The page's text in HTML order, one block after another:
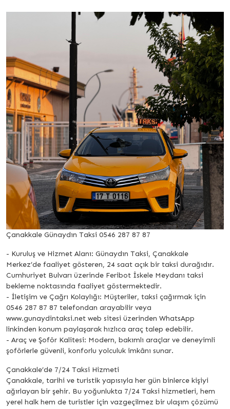
Çanakkale Günaydın Taksi 0546 287 87 87
- Kuruluş ve Hizmet Alanı: Günaydın Taksi, Çanakkale
Merkez’de faaliyet gösteren, 24 saat açık bir taksi durağıdır.
Cumhuriyet Bulvarı üzerinde Feribot İskele Meydanı taksi
bekleme noktasında faaliyet göstermektedir.
- İletişim ve Çağrı Kolaylığı: Müşteriler, taksi çağırmak için
0546 287 87 87 telefondan arayabilir veya
www.gunaydintaksi.net web sitesi üzerinden WhatsApp
linkinden konum paylaşarak hızlıca araç talep edebilir.
- Araç ve Şoför Kalitesi: Modern, bakımlı araçlar ve deneyimli
şoförlerle güvenli, konforlu yolculuk imkânı sunar.
Çanakkale’de 7/24 Taksi Hizmeti
Çanakkale, tarihi ve turistik yapısıyla her gün binlerce kişiyi
ağırlayan bir şehir. Bu yoğunlukta 7/24 Taksi hizmetleri, hem
yerel halk hem de turistler için vazgeçilmez bir ulaşım çözümü